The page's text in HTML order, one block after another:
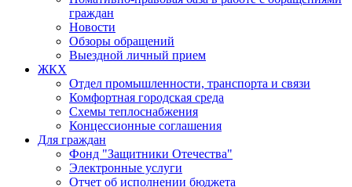
граждан
Новости
Обзоры обращений
Выездной личный прием
ЖКХ
Отдел промышленности, транспорта и связи
Комфортная городская среда
Схемы теплоснабжения
Концессионные соглашения
Для граждан
Фонд "Защитники Отечества"
Электронные услуги
Отчет об исполнении бюджета